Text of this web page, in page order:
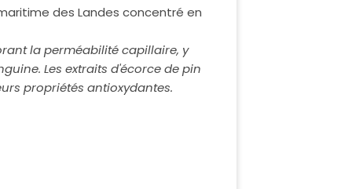
des Landes concentré en
la perméabilité capillaire, y
Les extraits d'écorce de pin
propriétés antioxydantes.